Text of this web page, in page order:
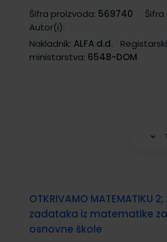
Šifra proizvoda: 569740
Autor(i):
Nakladnik: ALFA d.d.
ministarstva: 6548-DOM
OTKRIVAMO MATEMATIKU
zadataka iz matematike
osnovne škole